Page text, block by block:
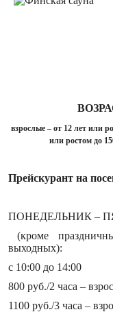
взрослые – от 12 лет или
или ростом до
Прейскурант на
ПОНЕДЕЛЬНИК –
(кроме
выходных):
с 10:00 до 14:00
800 руб./2 часа –
1100 руб./3 часа –